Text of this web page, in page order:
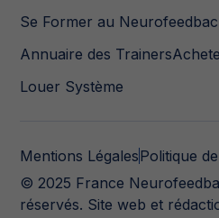
Se Former au
Annuaire des Trainers
Louer Système
© 2025 France
réservés. Site web et
Mentions LégalesPolitique